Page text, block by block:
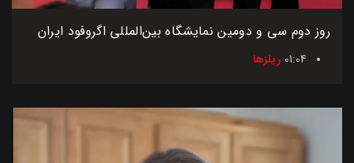
روز دوم سی و دومین نمایشگاه بین‌المللی اگروفود ایران
01:04 ریلزها